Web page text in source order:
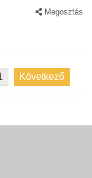
Megosztás
Következő